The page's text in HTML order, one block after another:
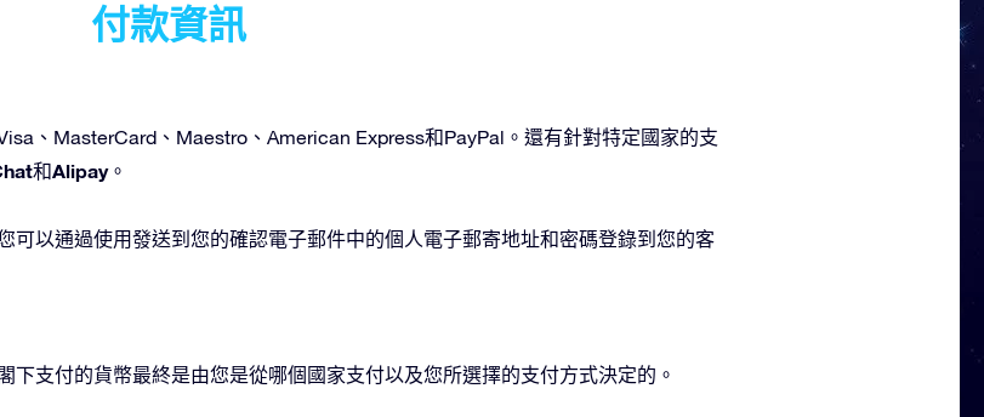
付款資訊
、MasterCard、Maestro、American Express和PayPal。還有針對特定國家的支
和Alipay。
可以通過使用發送到您的確認電子郵件中的個人電子郵寄地址和密碼登錄到您的客
下支付的貨幣最終是由您是從哪個國家支付以及您所選擇的支付方式決定的。